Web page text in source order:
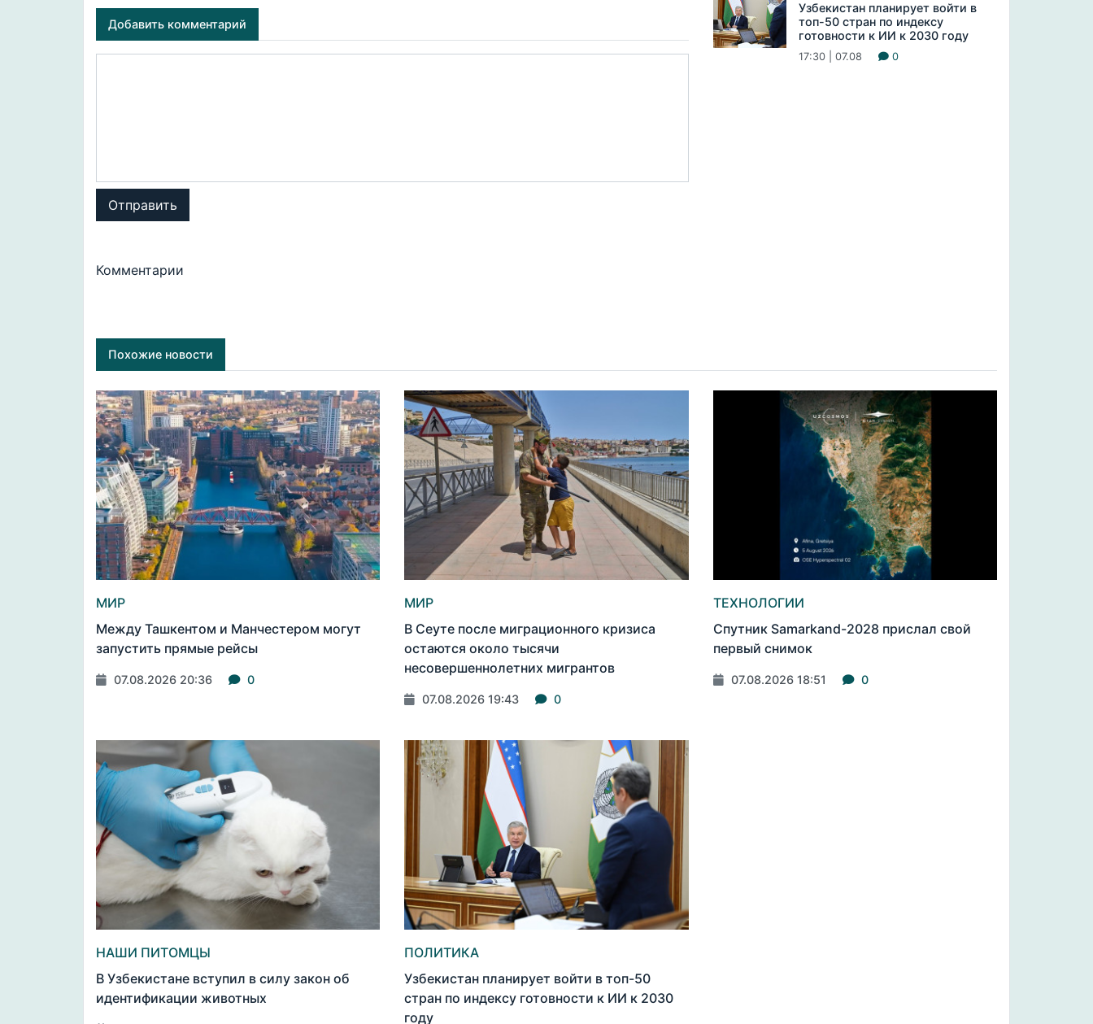
Добавить комментарий
Отправить
Комментарии
Узбекистан планирует войти в
топ-50 стран по индексу
готовности к ИИ к 2030 году
17:30 | 07.08 0
Похожие новости
МИР
Между Ташкентом и Манчестером могут
запустить прямые рейсы
07.08.2026 20:36 0
МИР
В Сеуте после миграционного кризиса
остаются около тысячи
несовершеннолетних мигрантов
07.08.2026 19:43 0
ТЕХНОЛОГИИ
Спутник Samarkand-2028 прислал свой
первый снимок
07.08.2026 18:51 0
НАШИ ПИТОМЦЫ
В Узбекистане вступил в силу закон об
идентификации животных
ПОЛИТИКА
Узбекистан планирует войти в топ-50
стран по индексу готовности к ИИ к 2030
году